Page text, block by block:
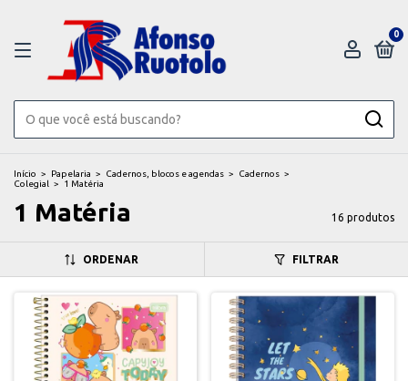
0
Início > Papelaria > Cadernos, blocos e agendas > Cadernos >
Colegial > 1 Matéria
1 Matéria 16 produtos
ORDENAR FILTRAR